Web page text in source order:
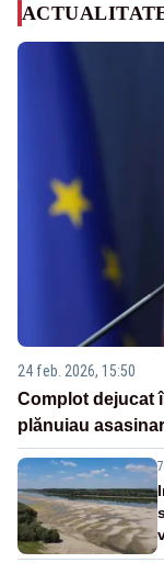
24 feb. 2026, 15:50
Complot dejucat
plănuiau